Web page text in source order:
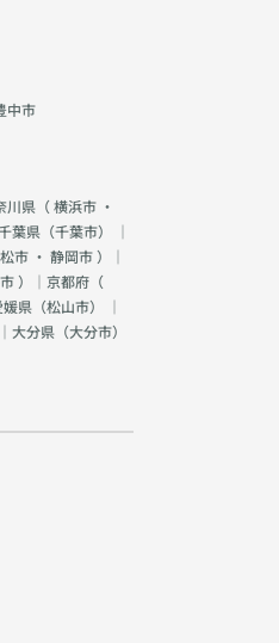
中市
川県（横浜市 ・
葉県（千葉市） ｜
市 ・ 静岡市）｜
）｜京都府（
県（松山市） ｜
大分県（大分市）